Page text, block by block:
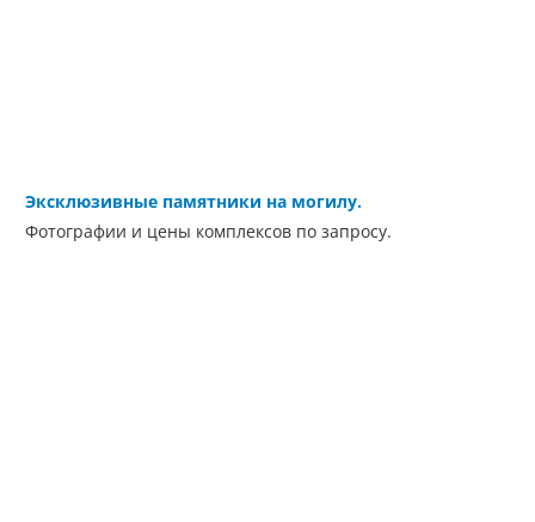
Эксклюзивные памятники на могилу.
Фотографии и цены комплексов по запросу.